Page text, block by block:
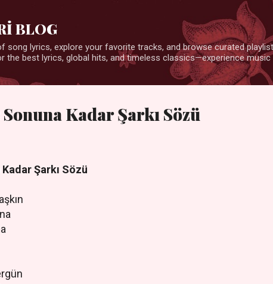
BLOG
song lyrics, explore your favorite tracks, and browse curated
the best lyrics, global hits, and timeless classics—experience music
Kadar Şarkı Sözü
Şarkı Sözü